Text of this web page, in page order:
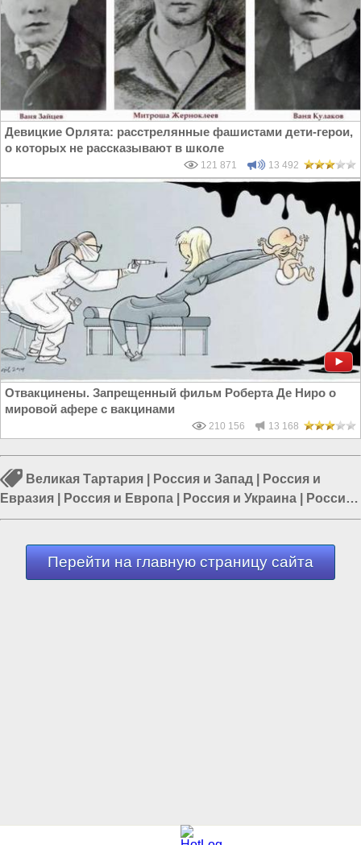
Девицкие Орлята: расстрелянные фашистами дети-герои,
о которых не рассказывают в школе
121 871 13 492
Отвакцинены. Запрещенный фильм Роберта Де Ниро о
мировой афере с вакцинами
210 156 13 168
Великая Тартария Россия и Запад
Россия и
Евразия
Россия и Европа Россия и Украина
Россия
и ЕС|Европа и Украина
Перейти на главную страницу сайта